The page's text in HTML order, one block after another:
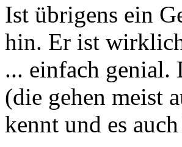
Ist übrigens ein
hin. Er ist
... einfach genial.
(die gehen meist
kennt und es